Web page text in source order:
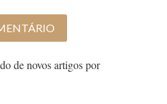
de novos artigos por